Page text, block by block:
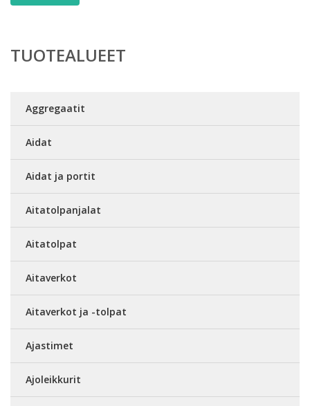
TUOTEALUEET
Aggregaatit
Aidat
Aidat ja portit
Aitatolpanjalat
Aitatolpat
Aitaverkot
Aitaverkot ja -tolpat
Ajastimet
Ajoleikkurit